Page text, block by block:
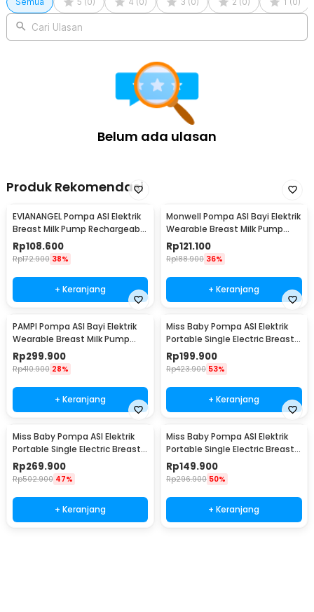
Cari Ulasan
Belum ada ulasan
Produk Rekomendasi
EVIANANGEL Pompa ASI Elektrik
Breast Milk Pump Rechargeable
800mAh - Q2
Rp108.600
Rp172.900 38%
+ Keranjang
Monwell Pompa ASI Bayi Elektrik
Wearable Breast Milk Pump
200ml - NYK02
Rp121.100
Rp188.900 36%
+ Keranjang
PAMPI Pompa ASI Bayi Elektrik
Wearable Breast Milk Pump
180ml - S21
Rp299.900
Rp410.900 28%
+ Keranjang
Miss Baby Pompa ASI Elektrik
Portable Single Electric Breast
Pump - MY-375
Rp199.900
Rp423.900 53%
+ Keranjang
Miss Baby Pompa ASI Elektrik
Portable Single Electric Breast
Pump - MY382
Rp269.900
Rp502.900 47%
+ Keranjang
Miss Baby Pompa ASI Elektrik
Portable Single Electric Breast
Pump - MY-385
Rp149.900
Rp296.900 50%
+ Keranjang